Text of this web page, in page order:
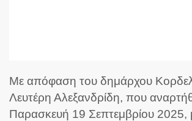
Με απόφαση του δημάρχου
Λευτέρη Αλεξανδρίδη, που
Παρασκευή 19 Σεπτεμβρίου 2025,